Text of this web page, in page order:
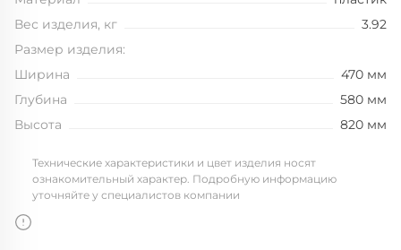
Вес изделия, кг
3.92
Размер изделия:
Ширина
470 мм
Глубина
580 мм
Высота
820 мм
Технические характеристики и цвет изделия носят
ознакомительный характер. Подробную информацию
уточняйте у специалистов компании